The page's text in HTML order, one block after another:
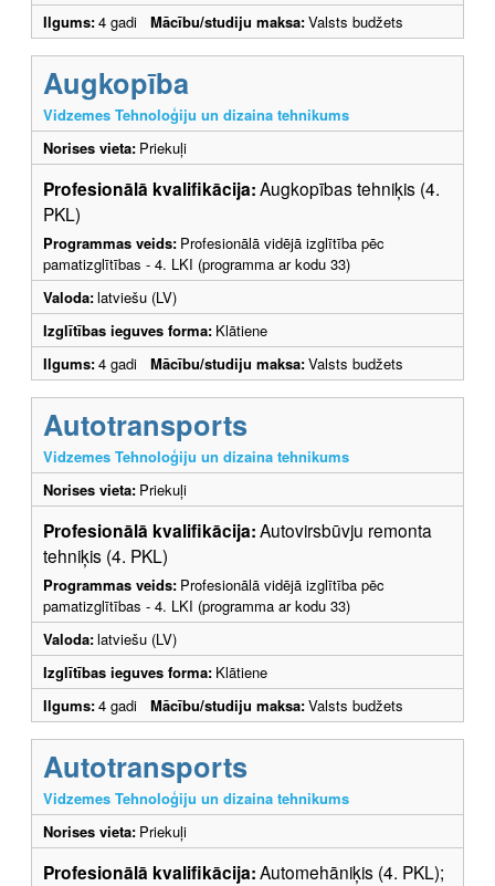
Ilgums:4 gadi Mācību/studiju maksa:Valsts budžets
Augkopība
Vidzemes Tehnoloģiju un dizaina tehnikums
Norises vieta: Priekuļi
Profesionālā kvalifikācija:Augkopības tehniķis (4.
PKL)
Programmas veids: Profesionālā vidējā izglītība pēc
pamatizglītības - 4. LKI (programma ar kodu 33)
Valoda:latviešu (LV)
Izglītības ieguves forma: Klātiene
Ilgums:4 gadi Mācību/studiju maksa:Valsts budžets
Autotransports
Vidzemes Tehnoloģiju un dizaina tehnikums
Norises vieta: Priekuļi
Profesionālā kvalifikācija:Autovirsbūvju remonta
tehniķis (4. PKL)
Programmas veids: Profesionālā vidējā izglītība pēc
pamatizglītības - 4. LKI (programma ar kodu 33)
Valoda:latviešu (LV)
Izglītības ieguves forma: Klātiene
Ilgums:4 gadi Mācību/studiju maksa:Valsts budžets
Autotransports
Vidzemes Tehnoloģiju un dizaina tehnikums
Norises vieta: Priekuļi
Profesionālā kvalifikācija:Automehāniķis (4. PKL);